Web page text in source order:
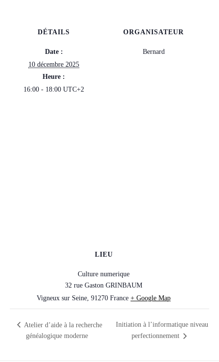
DÉTAILS
Date :
10 décembre 2025
Heure :
16:00 - 18:00 UTC+2
ORGANISATEUR
Bernard
LIEU
Culture numerique
32 rue Gaston GRINBAUM
Vigneux sur Seine, 91270 France + Google Map
Atelier d’aide à la recherche
généalogique moderne
Initiation à l’informatique niveau
perfectionnement